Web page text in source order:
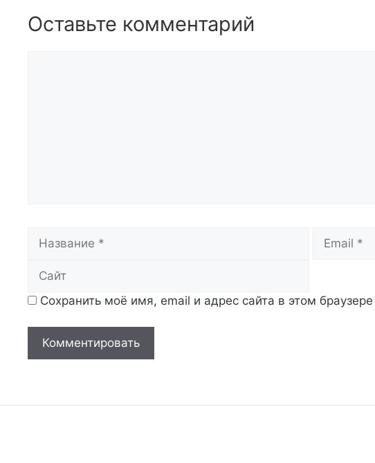
Оставьте комментарий
Сохранить моё имя, email и адрес сайта в этом